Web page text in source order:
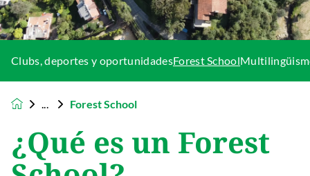
Clubs, deportes y oportunidadesForest School
Forest School
¿Qué es un Forest